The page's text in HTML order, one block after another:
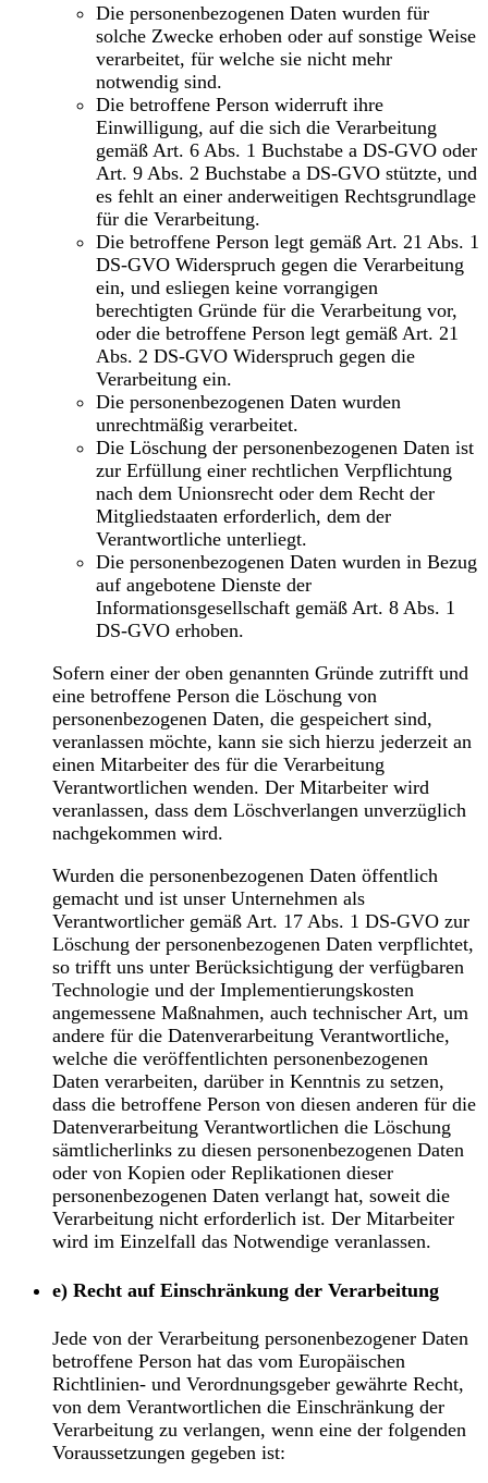
Die personenbezogenen Daten wurden für
solche Zwecke erhoben oder auf sonstige Weise
verarbeitet, für welche sie nicht mehr
notwendig sind.
Die betroffene Person widerruft ihre
Einwilligung, auf die sich die Verarbeitung
gemäß Art. 6 Abs. 1 Buchstabe a DS-GVO oder
Art. 9 Abs. 2 Buchstabe a DS-GVO stützte, und
es fehlt an einer anderweitigen Rechtsgrundlage
für die Verarbeitung.
Die betroffene Person legt gemäß Art. 21 Abs. 1
DS-GVO Widerspruch gegen die Verarbeitung
ein, und esliegen keine vorrangigen
berechtigten Gründe für die Verarbeitung vor,
oder die betroffene Person legt gemäß Art. 21
Abs. 2 DS-GVO Widerspruch gegen die
Verarbeitung ein.
Die personenbezogenen Daten wurden
unrechtmäßig verarbeitet.
Die Löschung der personenbezogenen Daten ist
zur Erfüllung einer rechtlichen Verpflichtung
nach dem Unionsrecht oder dem Recht der
Mitgliedstaaten erforderlich, dem der
Verantwortliche unterliegt.
Die personenbezogenen Daten wurden in Bezug
auf angebotene Dienste der
Informationsgesellschaft gemäß Art. 8 Abs. 1
DS-GVO erhoben.
Sofern einer der oben genannten Gründe zutrifft und
eine betroffene Person die Löschung von
personenbezogenen Daten, die gespeichert sind,
veranlassen möchte, kann sie sich hierzu jederzeit an
einen Mitarbeiter des für die Verarbeitung
Verantwortlichen wenden. Der Mitarbeiter wird
veranlassen, dass dem Löschverlangen unverzüglich
nachgekommen wird.
Wurden die personenbezogenen Daten öffentlich
gemacht und ist unser Unternehmen als
Verantwortlicher gemäß Art. 17 Abs. 1 DS-GVO zur
Löschung der personenbezogenen Daten verpflichtet,
so trifft uns unter Berücksichtigung der verfügbaren
Technologie und der Implementierungskosten
angemessene Maßnahmen, auch technischer Art, um
andere für die Datenverarbeitung Verantwortliche,
welche die veröffentlichten personenbezogenen
Daten verarbeiten, darüber in Kenntnis zu setzen,
dass die betroffene Person von diesen anderen für die
Datenverarbeitung Verantwortlichen die Löschung
sämtlicherlinks zu diesen personenbezogenen Daten
oder von Kopien oder Replikationen dieser
personenbezogenen Daten verlangt hat, soweit die
Verarbeitung nicht erforderlich ist. Der Mitarbeiter
wird im Einzelfall das Notwendige veranlassen.
e) Recht auf Einschränkung der Verarbeitung
Jede von der Verarbeitung personenbezogener Daten
betroffene Person hat das vom Europäischen
Richtlinien- und Verordnungsgeber gewährte Recht,
von dem Verantwortlichen die Einschränkung der
Verarbeitung zu verlangen, wenn eine der folgenden
Voraussetzungen gegeben ist: